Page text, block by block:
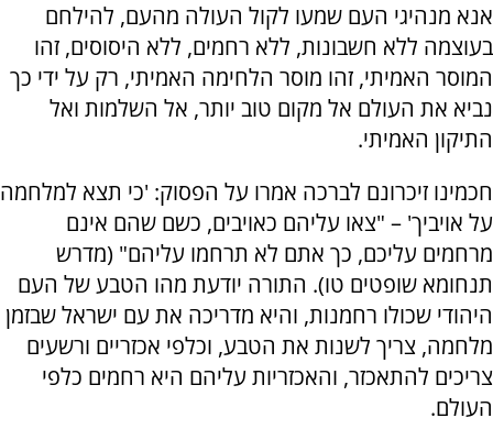
אנא מנהיגי העם שמעו לקול העולה מהעם, להילחם
בעוצמה ללא חשבונות, ללא רחמים, ללא היסוסים, זהו
המוסר האמיתי, זהו מוסר הלחימה האמיתי, רק על ידי כך
נביא את העולם אל מקום טוב יותר, אל השלמות ואל
התיקון האמיתי.
חכמינו זיכרונם לברכה אמרו על הפסוק: 'כי תצא למלחמה
על אויביך' – "צאו עליהם כאויבים, כשם שהם אינם
מרחמים עליכם, כך אתם לא תרחמו עליהם" (מדרש
תנחומא שופטים טו). התורה יודעת מהו הטבע של העם
היהודי שכולו רחמנות, והיא מדריכה את עם ישראל שבזמן
מלחמה, צריך לשנות את הטבע, וכלפי אכזריים ורשעים
צריכים להתאכזר, והאכזריות עליהם היא רחמים כלפי
העולם.